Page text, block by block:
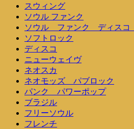
スウィング
ソウル ファンク
ソウル ファンク ディス
ソフトロック
ディスコ
ニューウェイヴ
ネオスカ
ネオモッズ パブロック
パンク パワーポップ
ブラジル
フリーソウル
フレンチ